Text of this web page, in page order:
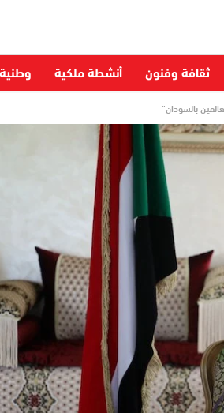
ثقافة وفنون أنشطة ملكية وطنية
بالسودان”